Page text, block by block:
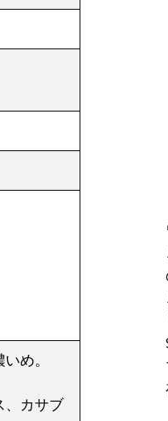
め。
、カサブ